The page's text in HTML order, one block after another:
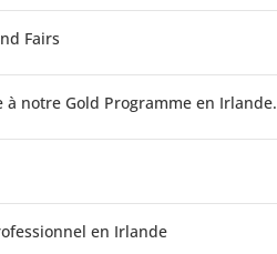
Fairs
à notre Gold Programme en Irlande.
en Irlande